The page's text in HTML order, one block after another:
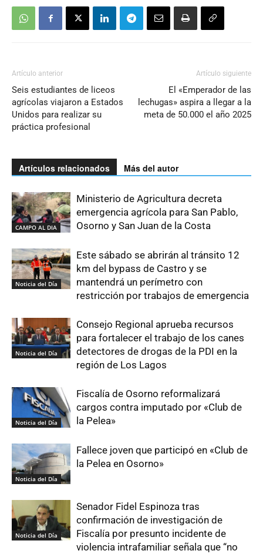
Artículo anterior
Seis estudiantes de liceos
agrícolas viajaron a Estados
Unidos para realizar su
práctica profesional
Artículo siguiente
El «Emperador de las
lechugas» aspira a llegar a la
meta de 50.000 el año 2025
Artículos relacionados Más del autor
CAMPO AL DIA
Ministerio de Agricultura decreta
emergencia agrícola para San Pablo,
Osorno y San Juan de la Costa
Noticia del Día
Este sábado se abrirán al tránsito 12
km del bypass de Castro y se
mantendrá un perímetro con
restricción por trabajos de emergencia
Noticia del Día
Consejo Regional aprueba recursos
para fortalecer el trabajo de los canes
detectores de drogas de la PDI en la
región de Los Lagos
Noticia del Día
Fiscalía de Osorno reformalizará
cargos contra imputado por «Club de
la Pelea»
Noticia del Día
Fallece joven que participó en «Club de
la Pelea en Osorno»
Noticia del Día
Senador Fidel Espinoza tras
confirmación de investigación de
Fiscalía por presunto incidente de
violencia intrafamiliar señala que “no